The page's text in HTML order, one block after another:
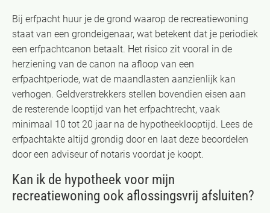
Bij erfpacht huur je de grond waarop de recreatiewoning
staat van een grondeigenaar, wat betekent dat je periodiek
een erfpachtcanon betaalt. Het risico zit vooral in de
herziening van de canon na afloop van een
erfpachtperiode, wat de maandlasten aanzienlijk kan
verhogen. Geldverstrekkers stellen bovendien eisen aan
de resterende looptijd van het erfpachtrecht, vaak
minimaal 10 tot 20 jaar na de hypotheeklooptijd. Lees de
erfpachtakte altijd grondig door en laat deze beoordelen
door een adviseur of notaris voordat je koopt.
Kan ik de hypotheek voor mijn
recreatiewoning ook aflossingsvrij afsluiten?